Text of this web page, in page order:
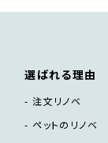
選ばれる理由
注文リノベ
ペットのリノベ